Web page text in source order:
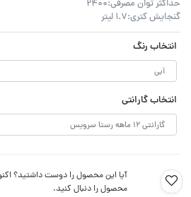
حداکثر توان مصرفی:2400
گنجایش کتری:1.7 لیتر
انتخاب رنگ
انتخاب گارانتی
آیا این محصول را دوست داشتید؟
محصول را دنبال کنید.